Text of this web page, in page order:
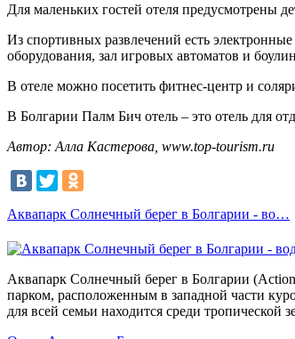
Для маленьких гостей отеля предусмотрены
Из спортивных развлечений есть
оборудования, зал игровых автоматов и
В отеле можно посетить фитнес-центр и
В Болгарии Палм Бич отель – это отель для
Автор: Алла Кастерова, www.top-tourism.ru
Аквапарк Солнечный берег в Болгарии - во…
Аквапарк Солнечный берег в Болгарии
парком, расположенным в западной части
для всей семьи находится среди тропической